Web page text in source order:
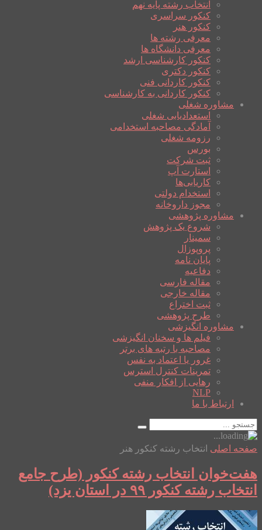
انتخاب رشته پایه نهم
کنکور سراسری
کنکور هنر
معرفی رشته ها
معرفی دانشگاه ها
کنکور کارشناسی ارشد
کنکور دکتری
کنکور کاردانی فنی
کنکور کاردانی به کارشناسی
مشاوره شغلی
استعدادیابی شغلی
آمادگی مصاحبه استخدامی
رزومه شغلی
بورس
ثبت شرکت
استارت آپ
کاریابی‌ها
استخدام دولتی
مجوز داروخانه
مشاوره پژوهشی
شروع یک پژوهش
سمینار
پروپوزال
پایان نامه
دفاعیه
مقاله فارسی
مقاله خارجی
ثبت اختراع
طرح پژوهشی
مشاوره انگیزشی
فیلم ها و سخنان انگیزشی
مصاحبه با رتبه های برتر
غرور یا اعتماد به نفس
تمرینات کنترل استرس
رهایی از افکار منفی
NLP
ارتباط با ما
صفحه اصلی انتخاب رشته کنکور هنر
هفت‌خوان انتخاب رشته کنکور (طرح جامع
انتخاب رشته کنکور ۹۹ در استان یزد)